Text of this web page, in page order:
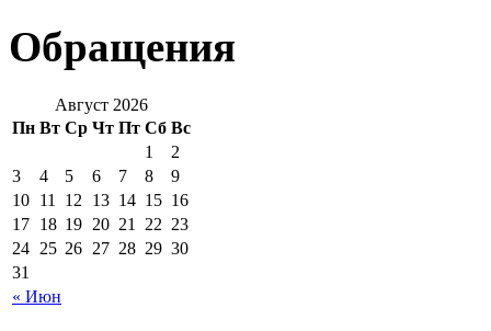
Обращения
Август 2026
Пн Вт Ср Чт Пт Сб Вс
« Июн
1
2
3
4 5 6 7 8
9
10 11 12 13 14 15 16
17 18 19 20 21 22 23
24 25 26 27 28 29 30
31